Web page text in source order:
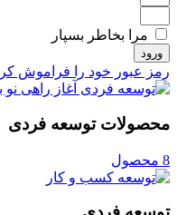
مرا بخاطر بسپار
ورود
رمز عبور خود را فراموش
محصولات توسعه فردی
8 محصول